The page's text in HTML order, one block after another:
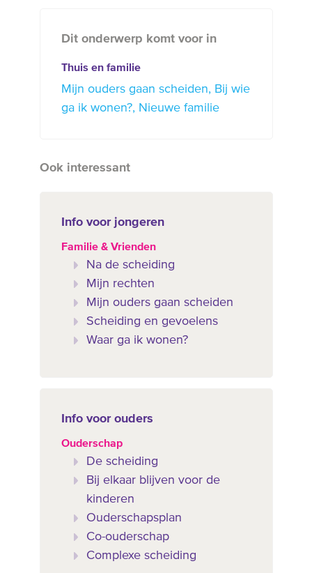
Dit onderwerp komt voor in
Thuis en familie
Mijn ouders gaan scheiden
Bij wie
ga ik wonen?
Nieuwe familie
Ook interessant
Info voor jongeren
Familie & Vrienden
Na de scheiding
Mijn rechten
Mijn ouders gaan scheiden
Scheiding en gevoelens
Waar ga ik wonen?
Info voor ouders
Ouderschap
De scheiding
Bij elkaar blijven voor de
kinderen
Ouderschapsplan
Co-ouderschap
Complexe scheiding